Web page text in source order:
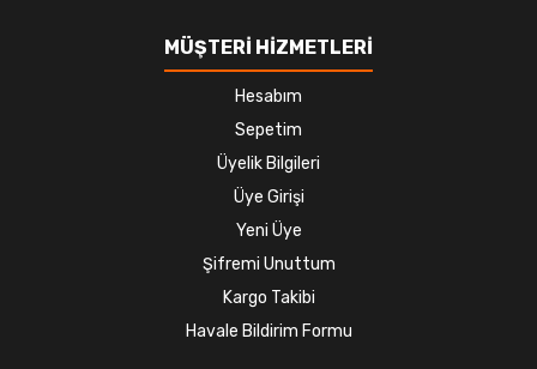
MÜŞTERİ HİZMETLERİ
Hesabım
Sepetim
Üyelik Bilgileri
Üye Girişi
Yeni Üye
Şifremi Unuttum
Kargo Takibi
Havale Bildirim Formu